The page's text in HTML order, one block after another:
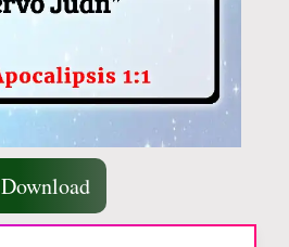
Download